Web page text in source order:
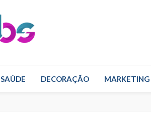
SAÚDE DECORAÇÃO MARKETING